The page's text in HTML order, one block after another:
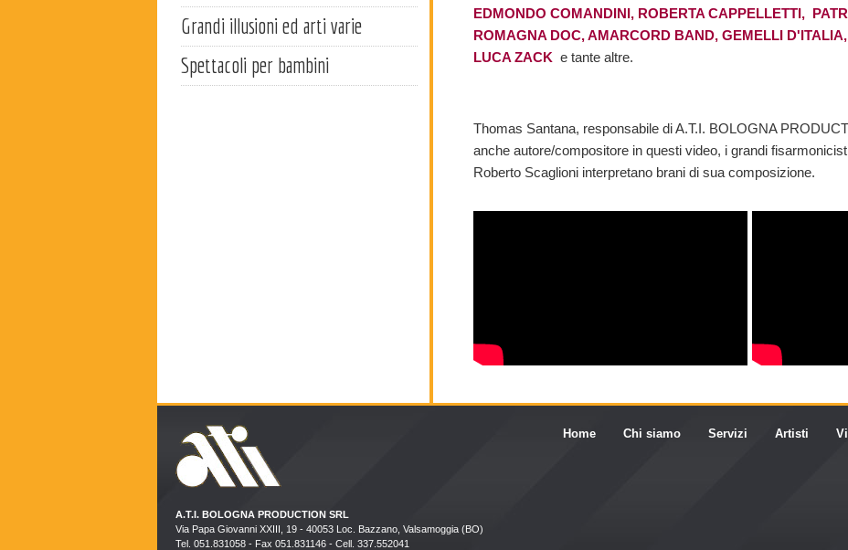
Grandi illusioni ed arti varie
Spettacoli per bambini
EDMONDO COMANDINI, ROBERTA CAPPELLETTI,
ROMAGNA DOC, AMARCORD BAND, GEMELLI
LUCA ZACK e tante altre.
Thomas Santana, responsabile di A.T.I. BOLOGNA
anche autore/compositore in questi video, i grandi
Roberto Scaglioni interpretano brani di sua composizione.
Home Chi siamo Servizi Artisti
A.T.I. BOLOGNA PRODUCTION SRL
Via Papa Giovanni XXIII, 19 - 40053 Loc. Bazzano, Valsamoggia (BO)
Tel. 051.831058 - Fax 051.831146 - Cell. 337.552041